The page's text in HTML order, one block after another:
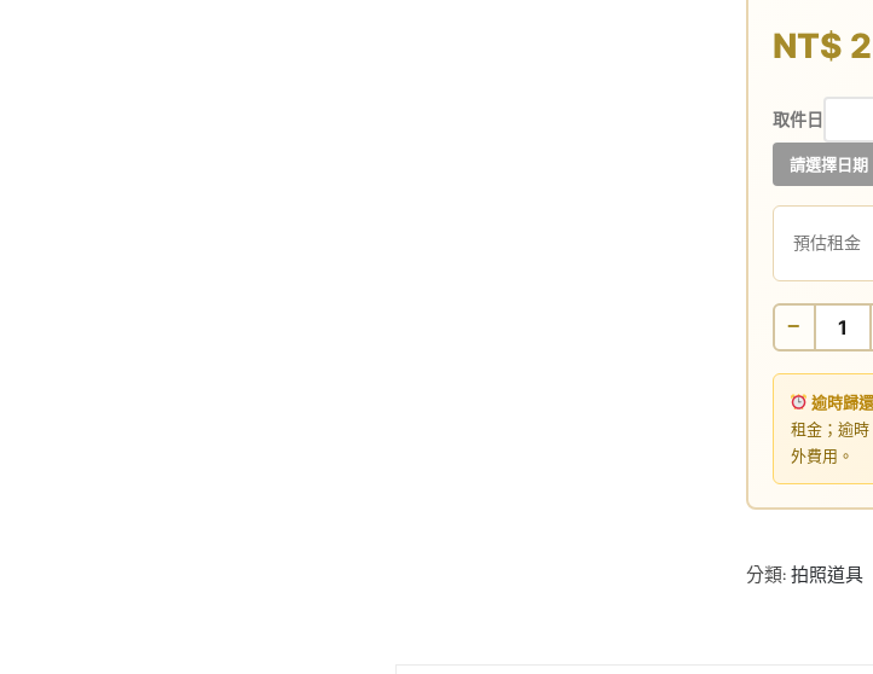
NT$
取件日
請選擇日期
預估租金
−
逾時歸
租金；逾
外費用。
分類: 拍照道具